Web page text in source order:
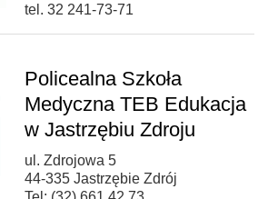
tel. 32 241-73-71
Policealna Szkoła
Medyczna TEB Edukacja
w Jastrzębiu Zdroju
ul. Zdrojowa 5
44-335 Jastrzębie Zdrój